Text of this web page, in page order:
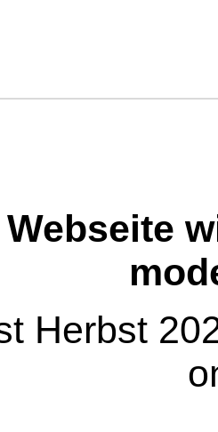
Webseite
Herbst